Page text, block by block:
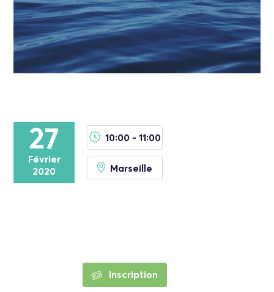
27
Février
2020
10:00 - 11:00
Marseille
Inscription